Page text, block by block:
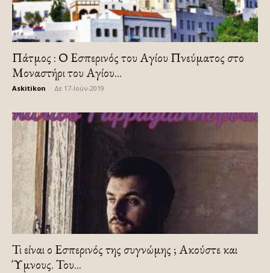
Πάτμος : Ο Εσπερινός του Αγίου Πνεύματος στο
Μοναστήρι του Αγίου...
Askitikon Δε 17-Ιούν-2019
Τι είναι ο Εσπερινός της συγνώμης ; Ακούστε και
Ύμνους. Του...